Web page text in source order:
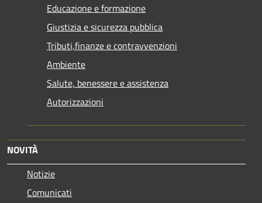
Educazione e formazione
Giustizia e sicurezza pubblica
Tributi,finanze e contravvenzioni
Ambiente
Salute, benessere e assistenza
Autorizzazioni
NOVITÀ
Notizie
Comunicati